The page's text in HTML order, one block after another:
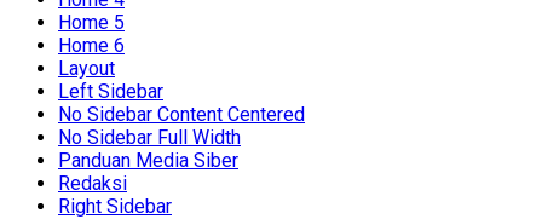
Home 5
Home 6
Layout
Left Sidebar
No Sidebar Content Centered
No Sidebar Full Width
Panduan Media Siber
Redaksi
Right Sidebar